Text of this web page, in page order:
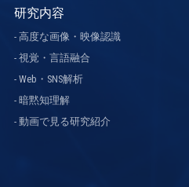
研究内容
高度な画像・映像認識
視覚・言語融合
Web・SNS解析
暗黙知理解
動画で見る研究紹介